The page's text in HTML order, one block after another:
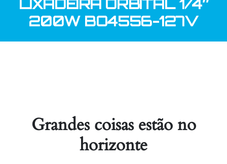
LIXADEIRA ORBITAL 1/4″
200W BO4556-127V
Grandes coisas estão no
horizonte